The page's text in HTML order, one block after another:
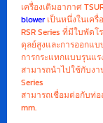
เครื่องเติมอากาศ
blowerเป็นหนึ่งในเครื่
RSR Series ที่มีใบพัด
ดุลย์สูงและการออกแ
การกระแทกแบบรุนแร
สามารถนำไปใช้กับงา
Series
สามารถเชื่อมต่อกับท่
mm.